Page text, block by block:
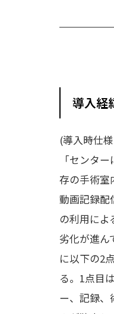
導入経
(導入時仕
「センタ
存の手術室
動画記録配
の利用によ
劣化が進ん
に以下の2
る。1点目
ー、記録、